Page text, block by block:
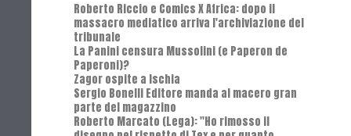
Roberto Riccio e Comics X Africa: dopo il
massacro mediatico arriva l'archiviazione del
tribunale
La Panini censura Mussolini (e Paperon de
Paperoni)?
Zagor ospite a Ischia
Sergio Bonelli Editore manda al macero gran
parte del magazzino
Roberto Marcato (Lega): "Ho rimosso il